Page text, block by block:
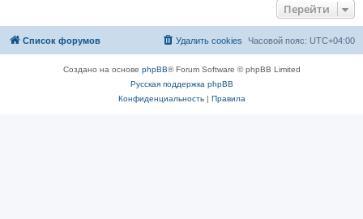
Перейти
Список форумов Часовой пояс: UTC+04:00
Удалить cookies
Создано на основе phpBB® Forum Software © phpBB Limited
Русская поддержка phpBB
Конфиденциальность| Правила